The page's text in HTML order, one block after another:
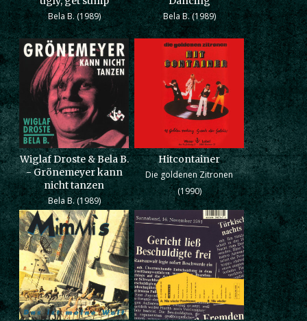
Bela B. (1989) Bela B. (1989)
Wiglaf Droste & Bela B.
- Grönemeyer kann
nicht tanzen
Bela B. (1989)
Hitcontainer
Die goldenen Zitronen
(1990)